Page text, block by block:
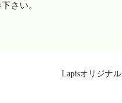
さい。
Lapisオリジナ